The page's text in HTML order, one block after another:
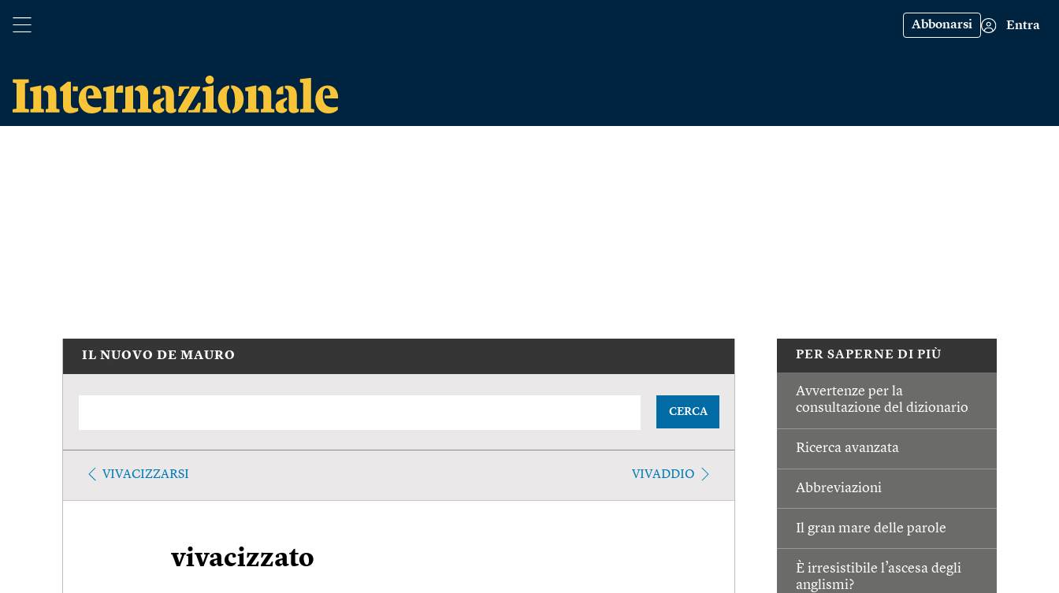
Abbonarsi Entra
PER SAPERNE DI PIÙ
Avvertenze per la
consultazione del dizionario
Ricerca avanzata
Abbreviazioni
Il gran mare delle parole
È irresistibile l’ascesa degli
anglismi?
IL NUOVO DE MAURO
CERCA
VIVACIZZARSI VIVADDIO
vivacizzato